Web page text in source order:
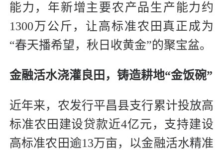
能力，年新增主要农产品生产能力约
1300万公斤，让高标准农田真正成为
“春天播希望，秋日收黄金”的聚宝盆。
金融活水浇灌良田，铸造耕地“金饭碗”
近年来，农发行平昌县支行累计投放高
标准农田建设贷款近4亿元，支持建设
高标准农田逾13万亩，以金融活水精准